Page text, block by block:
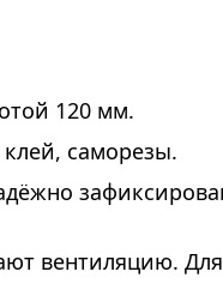
120 мм.
саморезы.
вентиляцию.